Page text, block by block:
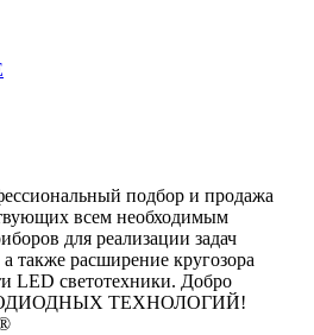
подбор и продажа
всем необходимым
для реализации задач
также расширение кругозора
LED светотехники. Добро
ТЕХНОЛОГИЙ!